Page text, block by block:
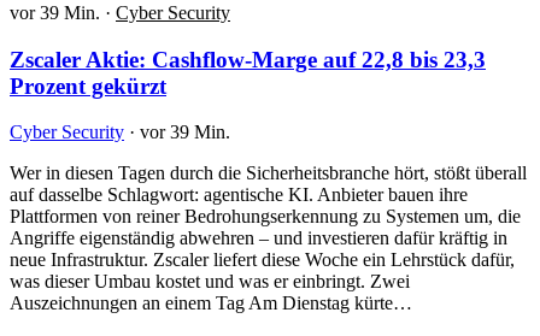
vor 39 Min. · Cyber Security
Zscaler Aktie: Cashflow-Marge auf 22,8 bis 23,3
Prozent gekürzt
Cyber Security · vor 39 Min.
Wer in diesen Tagen durch die Sicherheitsbranche hört, stößt überall
auf dasselbe Schlagwort: agentische KI. Anbieter bauen ihre
Plattformen von reiner Bedrohungserkennung zu Systemen um, die
Angriffe eigenständig abwehren – und investieren dafür kräftig in
neue Infrastruktur. Zscaler liefert diese Woche ein Lehrstück dafür,
was dieser Umbau kostet und was er einbringt. Zwei
Auszeichnungen an einem Tag Am Dienstag kürte…